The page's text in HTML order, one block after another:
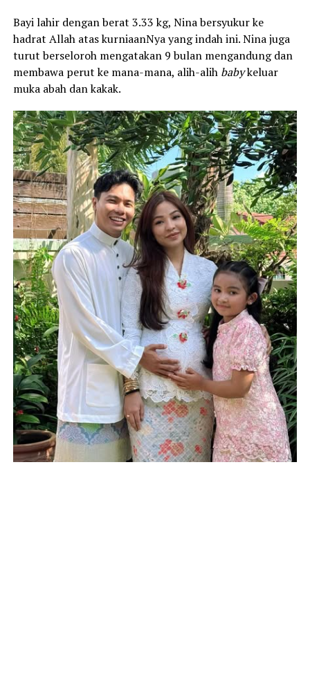
Bayi lahir dengan berat 3.33 kg, Nina bersyukur ke
hadrat Allah atas kurniaanNya yang indah ini. Nina juga
turut berseloroh mengatakan 9 bulan mengandung dan
membawa perut ke mana-mana, alih-alih babykeluar
muka abah dan kakak.